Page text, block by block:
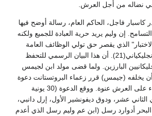
في نضاله من أجل العرش.
1687 أصدر كاسبار فاجل، الحاكم العام، رسالة أوضح فيها
إن وليم يريد حرية العبادة للجميع ولكنه
الذي يقصر حق تولي الوظائف العامة
على أتباع المذهب الأنجليكياني(21). أن هذا البيان الرسمي للتحفظ
البارزين. ولما قضى مولد ابن لجيمس
يخلفه (جيمس) قرر زعماء البروتستانت دعوة
وليم للقدوم والاستيلاء على العرش عنوة. ووقع الدعوة (30 يونية
الثاني عشر، ودوق ديفونشير الأول، إرل دانبي،
أدوارد رسل (ابن عم وليم رسل الذي أعدم